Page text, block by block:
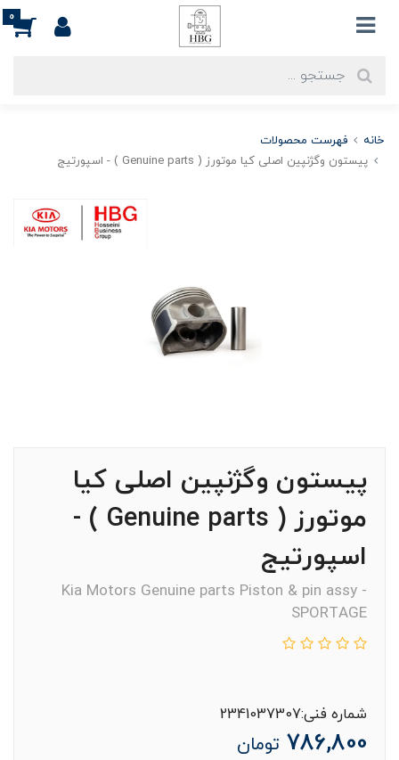
0
خانه
فهرست محصولات
پيستون وگژنپين اصلی کیا موتورز ( Genuine parts ) - اسپورتيج
پيستون وگژنپين اصلی کیا
موتورز ( Genuine parts ) -
اسپورتيج
Kia Motors Genuine parts Piston & pin assy -
SPORTAGE
شماره فنی:2341037307
786,800 تومان